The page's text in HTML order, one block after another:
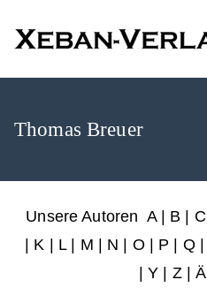
Thomas Breuer
Unsere Autoren A| B C
K L| M N O P Q|
Y Z|Ä